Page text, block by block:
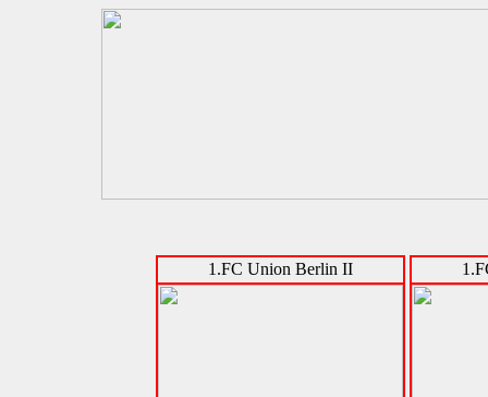
1.FC Union Berlin II